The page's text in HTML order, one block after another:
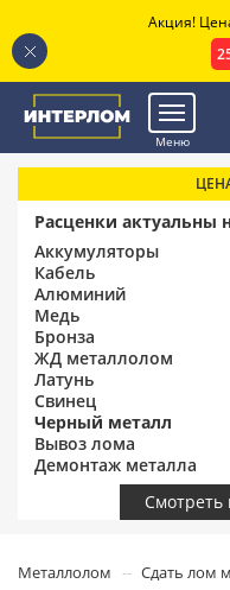
Меню
Расценки актуальны
Аккумуляторы
Кабель
Алюминий
Медь
Бронза
ЖД металлолом
Латунь
Свинец
Черный металл
Вывоз лома
Демонтаж металла
Смотреть
Металлолом Сдать лом
Акция!